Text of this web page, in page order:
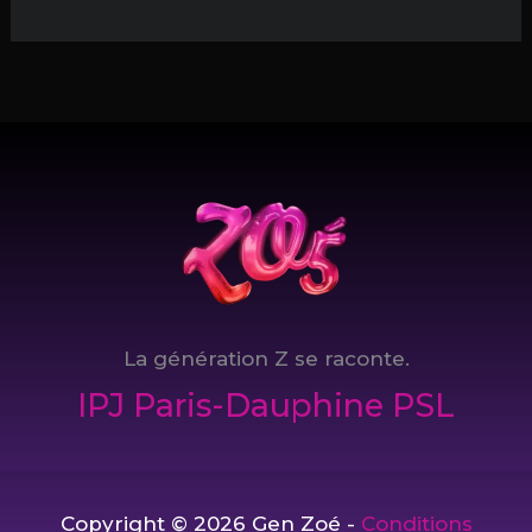
La génération Z se raconte.
IPJ Paris-Dauphine PSL
Copyright © 2026 Gen Zoé - Conditions